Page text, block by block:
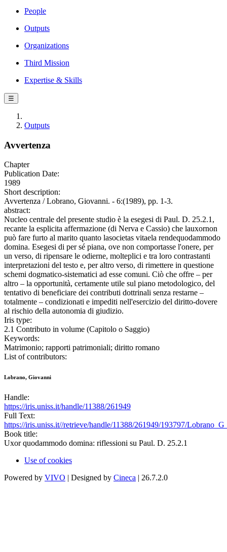
People
Outputs
Organizations
Third Mission
Expertise & Skills
☰
Outputs
Avvertenza
Chapter
Publication Date:
1989
Short description:
Avvertenza / Lobrano, Giovanni. - 6:(1989), pp. 1-3.
abstract:
Nucleo centrale del presente studio è la esegesi di Paul. D. 25.2.1,
recante la esplicita affermazione (di Nerva e Cassio) che lauxornon
può fare furto al marito quanto lasocietas vitaela rendequodammodo
domina. Esegesi di per sé piana, ove non comportasse l'onere, per
un verso, di ripensare le odierne, molteplici e tra loro contrastanti
interpretazioni del testo e, per altro verso, di rimettere in questione
schemi dogmatico-sistematici ad esse comuni. Ciò che offre – per
altro – la opportunità, certamente utile sul piano metodologico, del
tentativo di beneficiare dei contributi dottrinali senza restarne –
totalmente – condizionati e impediti nell'esercizio del diritto-dovere
al rischio della autonomia di giudizio.
Iris type:
2.1 Contributo in volume (Capitolo o Saggio)
Keywords:
Matrimonio; rapporti patrimoniali; diritto romano
List of contributors:
Lobrano, Giovanni
Handle:
https://iris.uniss.it/handle/11388/261949
Full Text:
https://iris.uniss.it//retrieve/handle/11388/261949/193797/
Book title:
Uxor quodammodo domina: riflessioni su Paul. D. 25.2.1
Use of cookies
Powered by VIVO | Designed by Cineca | 26.7.2.0